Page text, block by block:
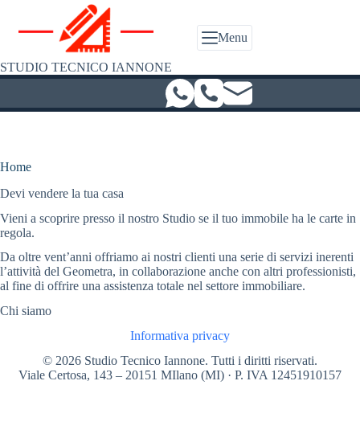
contenuto
STUDIO TECNICO IANNONE
Menu
Home
Devi vendere la tua casa
Vieni a scoprire presso il nostro Studio se il tuo immobile ha le carte in
regola.
Da oltre vent’anni offriamo ai nostri clienti una serie di servizi inerenti
l’attività del Geometra, in collaborazione anche con altri professionisti,
al fine di offrire una assistenza totale nel settore immobiliare.
Chi siamo
Informativa privacy
© 2026 Studio Tecnico Iannone. Tutti i diritti riservati.
Viale Certosa, 143 – 20151 MIlano (MI) · P. IVA 12451910157